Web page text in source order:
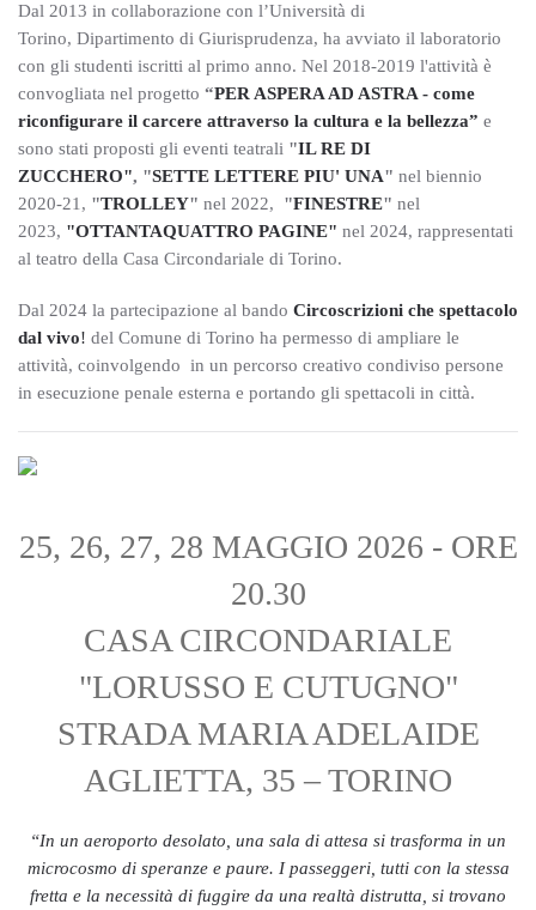
Dal 2013 in collaborazione con l’Università di
Torino, Dipartimento di Giurisprudenza, ha avviato il laboratorio
con gli studenti iscritti al primo anno. Nel 2018-2019 l'attività è
convogliata nel progetto “PER ASPERA AD ASTRA - come
riconfigurare il carcere attraverso la cultura e la bellezza” e
sono stati proposti gli eventi teatrali "IL RE DI
ZUCCHERO", "SETTE LETTERE PIU' UNA" nel biennio
2020-21, "TROLLEY" nel 2022, "FINESTRE" nel
2023, "OTTANTAQUATTRO PAGINE" nel 2024, rappresentati
al teatro della Casa Circondariale di Torino.
Dal 2024 la partecipazione al bando Circoscrizioni che spettacolo
dal vivo! del Comune di Torino ha permesso di ampliare le
attività, coinvolgendo in un percorso creativo condiviso persone
in esecuzione penale esterna e portando gli spettacoli in città.
25, 26, 27, 28 MAGGIO 2026 - ORE
20.30
CASA CIRCONDARIALE
"LORUSSO E CUTUGNO"
STRADA MARIA ADELAIDE
AGLIETTA, 35 – TORINO
“In un aeroporto desolato, una sala di attesa si trasforma in un
microcosmo di speranze e paure. I passeggeri, tutti con la stessa
fretta e la necessità di fuggire da una realtà distrutta, si trovano